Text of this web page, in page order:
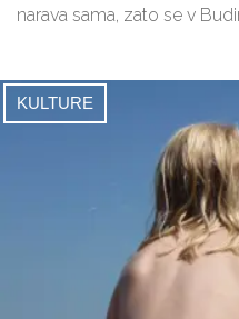
narava sama, zato se v
KULTURE